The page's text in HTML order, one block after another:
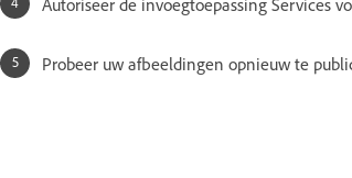
Autoriseer de invoegtoepassing Services
Probeer uw afbeeldingen opnieuw te